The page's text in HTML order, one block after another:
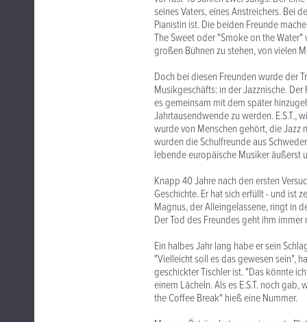
seines Vaters, eines Anstreichers. Bei
Pianistin ist. Die beiden Freunde
The Sweet oder "Smoke on the
großen Bühnen zu stehen, von vielen
Doch bei diesen Freunden wurde der
Musikgeschäfts: in der Jazznische.
es gemeinsam mit dem später
Jahrtausendwende zu werden. E.S.T.,
wurde von Menschen gehört, die Jazz
wurden die Schulfreunde aus
lebende europäische Musiker äußerst
Knapp 40 Jahre nach den ersten
Geschichte. Er hat sich erfüllt - und ist
Magnus, der Alleingelassene, ringt in
Der Tod des Freundes geht ihm immer
Ein halbes Jahr lang habe er sein
"Vielleicht soll es das gewesen sein",
geschickter Tischler ist. "Das könnte
einem Lächeln. Als es E.S.T. noch
the Coffee Break" hieß eine Nummer.